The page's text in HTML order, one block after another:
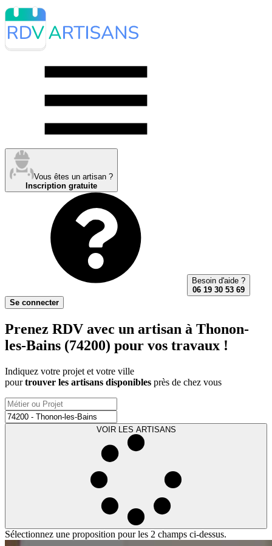
Vous êtes un artisan ?
Inscription gratuite
Besoin d'aide ?
06 19 30 53 69
Se connecter
Prenez RDV avec un artisan à Thonon-
les-Bains (74200) pour vos travaux !
Indiquez votre projet et votre ville
pourtrouver les artisans disponibles près de chez vous
Sélectionnez une proposition pour les 2 champs ci-dessus.